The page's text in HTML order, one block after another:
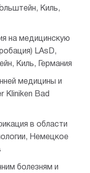
Киль,
на медицинскую
LAsD,
Киль, Германия
медицины и
Kliniken Bad
в области
Немецкое
болезням и